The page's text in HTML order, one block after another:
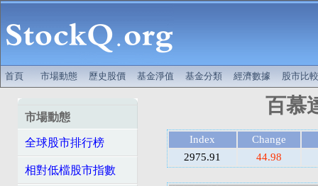
首頁 市場動態 歷史股價 基金淨值 基金分類 經濟數據 股市比較
市場動態
全球股市排行榜
相對低檔股市指數
百慕
Index
Change
2975.91
44.98